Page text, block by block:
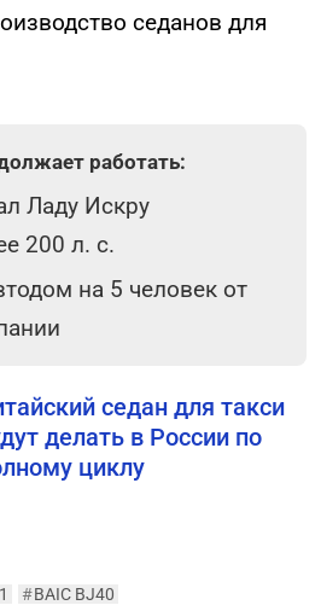
седанов для
работать:
Ладу Искру
200 л. с.
на 5 человек от
седан для такси
делать в России по
циклу
#BAIC BJ40